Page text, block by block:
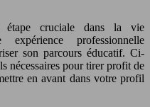
cruciale dans la vie
professionnelle
son parcours éducatif. Ci-
nécessaires pour tirer profit de
en avant dans votre profil